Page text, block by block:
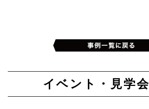
イベント・見学